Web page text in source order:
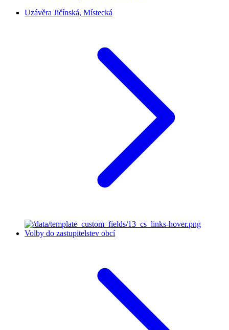
Uzávěra Jičínská, Místecká
Volby do zastupitelstev obcí